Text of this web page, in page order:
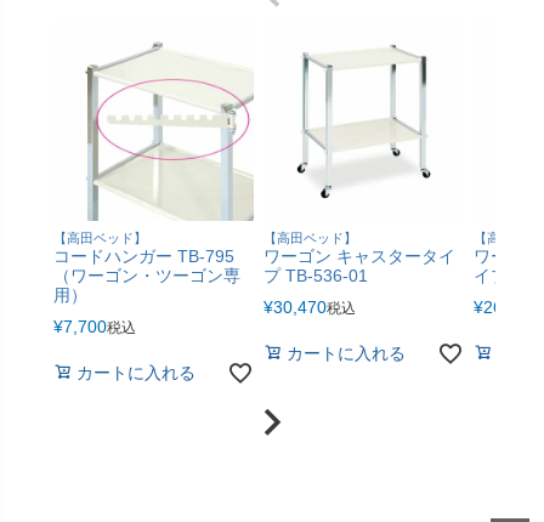
【高田ベッド】
コードハンガー TB-795
（ワーゴン・ツーゴン専
用）
¥7,700税込
カートに入れる
【高田ベッド】
ワーゴン キャスタータイ
プ TB-536-01
¥30,470税込
カートに入れる
【高田ベ
ワーゴ
イプ
¥26,950